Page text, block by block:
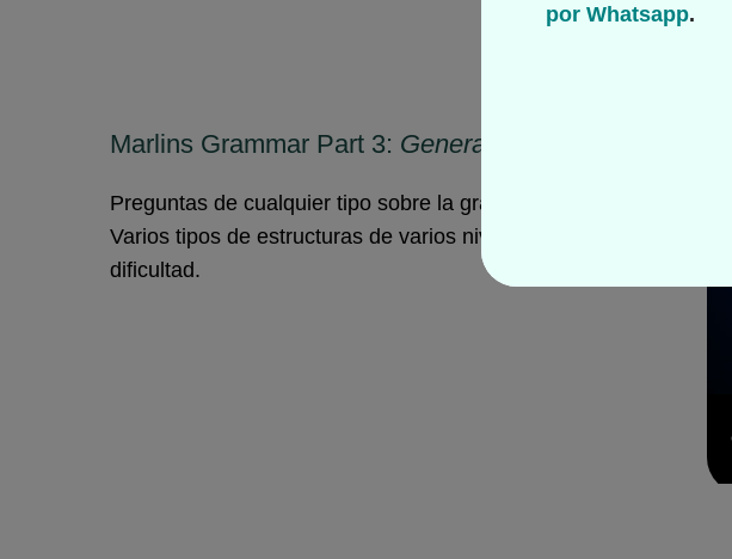
Marlins Grammar Part 3: General Grammar
Preguntas de cualquier tipo sobre la gramática inglesa.
Varios tipos de estructuras de varios niveles de
dificultad.
por Whatsapp.